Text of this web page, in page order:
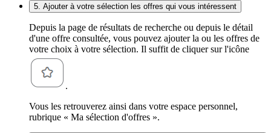
5. Ajouter à votre sélection les offres qui vous intéressent
Depuis la page de résultats de recherche ou depuis le détail
d'une offre consultée, vous pouvez ajouter la ou les offres de
votre choix à votre sélection. Il suffit de cliquer sur l'icône
.
Vous les retrouverez ainsi dans votre espace personnel,
rubrique « Ma sélection d'offres ».